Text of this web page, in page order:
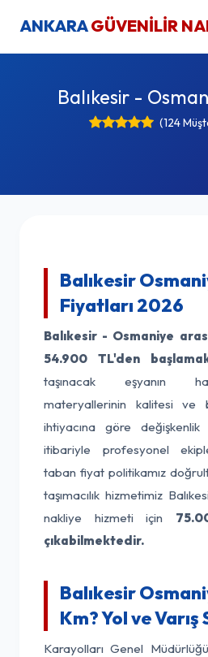
ANKARAGÜVENİLİR
Balıkesir -
(124
Balıkesir
Fiyatları 2026
Balıkesir - Osmaniye
54.900 TL'den
taşınacak eşyanın
materyallerinin kalitesi ve
ihtiyacına göre
itibariyle profesyonel
taban fiyat politikamız
taşımacılık hizmetimiz
nakliye hizmeti için
çıkabilmektedir.
Balıkesir
Km? Yol ve Varış
Karayolları Genel